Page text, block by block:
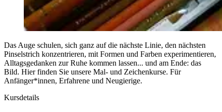
Das Auge schulen, sich ganz auf die nächste Linie, den nächsten
Pinselstrich konzentrieren, mit Formen und Farben experimentieren,
Alltagsgedanken zur Ruhe kommen lassen... und am Ende: das
Bild. Hier finden Sie unsere Mal- und Zeichenkurse. Für
Anfänger*innen, Erfahrene und Neugierige.
Kursdetails